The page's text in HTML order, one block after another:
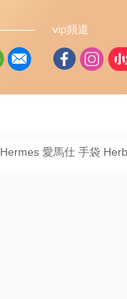
vip頻道
Hermes 愛馬仕 手袋